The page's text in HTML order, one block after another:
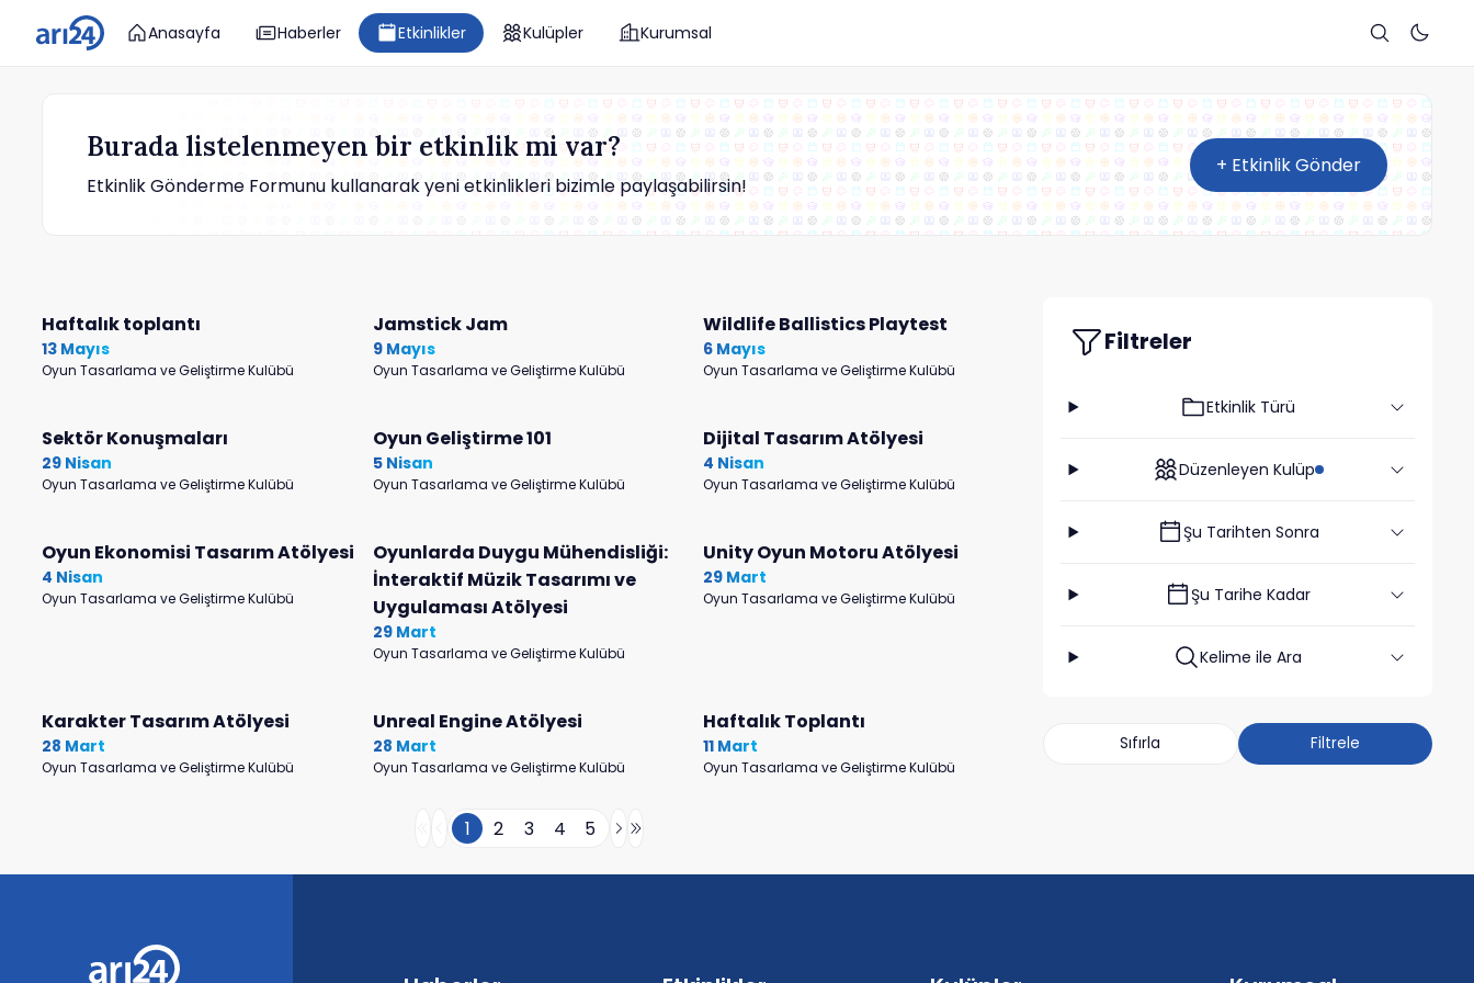
Anasayfa Haberler Etkinlikler Kulüpler Kurumsal
Burada listelenmeyen bir etkinlik mi var?
Etkinlik Gönderme Formunu kullanarak yeni etkinlikleri bizimle paylaşabilirsin!
+ Etkinlik Gönder
Haftalık toplantı
13 Mayıs
Oyun Tasarlama ve Geliştirme Kulübü
Jamstick Jam
9 Mayıs
Oyun Tasarlama ve Geliştirme Kulübü
Wildlife Ballistics Playtest
6 Mayıs
Oyun Tasarlama ve Geliştirme Kulübü
Sektör Konuşmaları
29 Nisan
Oyun Tasarlama ve Geliştirme Kulübü
Oyun Geliştirme 101
5 Nisan
Oyun Tasarlama ve Geliştirme Kulübü
Dijital Tasarım Atölyesi
4 Nisan
Oyun Tasarlama ve Geliştirme Kulübü
Oyun Ekonomisi Tasarım Atölyesi
4 Nisan
Oyun Tasarlama ve Geliştirme Kulübü
Oyunlarda Duygu Mühendisliği:
İnteraktif Müzik Tasarımı ve
Uygulaması Atölyesi
29 Mart
Oyun Tasarlama ve Geliştirme Kulübü
Unity Oyun Motoru Atölyesi
29 Mart
Oyun Tasarlama ve Geliştirme Kulübü
Karakter Tasarım Atölyesi
28 Mart
Oyun Tasarlama ve Geliştirme Kulübü
Unreal Engine Atölyesi
28 Mart
Oyun Tasarlama ve Geliştirme Kulübü
Haftalık Toplantı
11 Mart
Oyun Tasarlama ve Geliştirme Kulübü
1 2 3 4 5
Filtreler
Etkinlik Türü
Düzenleyen Kulüp
Şu Tarihten Sonra
Şu Tarihe Kadar
Kelime ile Ara
Sıfırla Filtrele